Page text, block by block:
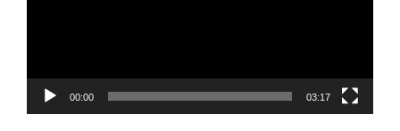
00:00 03:17